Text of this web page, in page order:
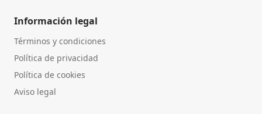
Información legal
Términos y condiciones
Política de privacidad
Política de cookies
Aviso legal